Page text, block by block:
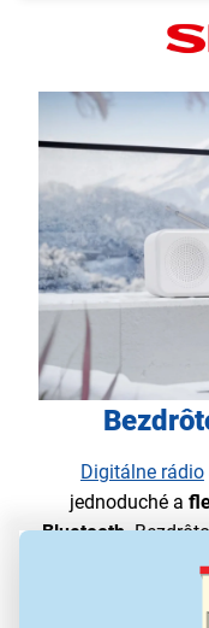
Digitálne rádio
jednoduché a
Bluetooth.
smartfón alebo